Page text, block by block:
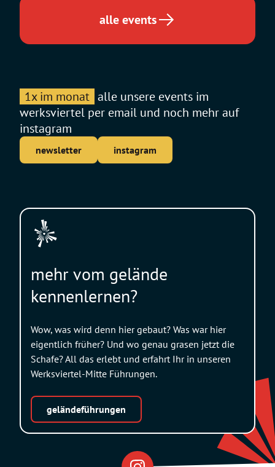
alle events
1x im monat alle unsere events im
werksviertel per email und noch mehr auf
instagram
newsletter instagram
mehr vom gelände
kennenlernen?
Wow, was wird denn hier gebaut? Was war hier
eigentlich früher? Und wo genau grasen jetzt die
Schafe? All das erlebt und erfahrt Ihr in unseren
Werksviertel-Mitte Führungen.
geländeführungen